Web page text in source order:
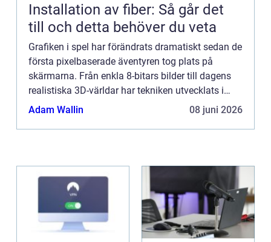
Installation av fiber: Så går det
till och detta behöver du veta
Grafiken i spel har förändrats dramatiskt sedan de
första pixelbaserade äventyren tog plats på
skärmarna. Från enkla 8-bitars bilder till dagens
realistiska 3D-världar har tekniken utvecklats i
rasande takt. ...
Adam Wallin 08 juni 2026